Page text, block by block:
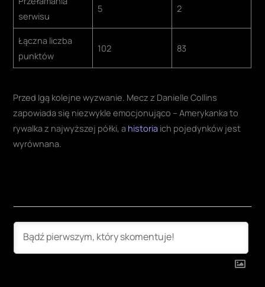
serwisu
5 2
Łączna liczba
punktów
102 83
Przed Igą kolejne wyzwanie. Mecz z Danielle Collins
zapowiada się niezwykle emocjonująco – Amerykanka to
rywalka z najwyższej półki, a historia ich pojedynków jest
wyrównana.